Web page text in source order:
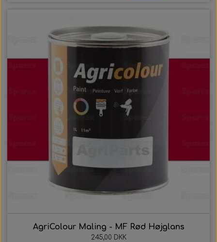
AgriColour Maling - MF Rød Højglans
245,00 DKK